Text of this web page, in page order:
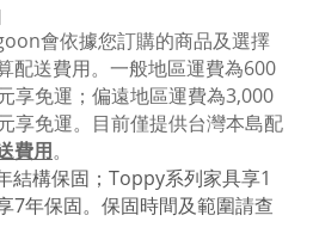
會依據您訂購的商品及選擇
配送費用。一般地區運費為600
享免運；偏遠地區運費為3,000
享免運。目前僅提供台灣本島配
費用。
結構保固； Toppy系列家具享1
7年保固。保固時間及範圍請查